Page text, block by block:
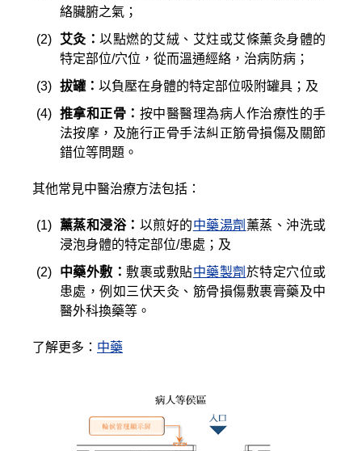
絡臟腑之氣；
(2)
艾灸：以點燃的艾絨、艾炷或艾條薰灸身體的
特定部位/穴位，從而溫通經絡，治病防病；
(3) 拔罐： 以負壓在身體的特定部位吸附罐具；及
(4) 推拿和正骨： 按中醫醫理為病人作治療性的手
法按摩，及施行正骨手法糾正筋骨損傷及關節
錯位等問題。
其他常見中醫治療方法包括：
(1) 薰蒸和浸浴： 以煎好的中藥湯劑 薰蒸、沖洗或
浸泡身體的特定部位/患處；及
(2)
中藥外敷：敷裹或敷貼中藥製劑 於特定穴位或
患處，例如三伏天灸、筋骨損傷敷裹膏藥及中
醫外科換藥等。
了解更多： 中藥